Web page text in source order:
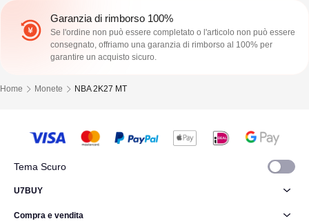
Garanzia di rimborso 100%
Se l'ordine non può essere completato o l'articolo non può essere
consegnato, offriamo una garanzia di rimborso al 100% per
garantire un acquisto sicuro.
Home Monete NBA 2K27 MT
Tema Scuro
U7BUY
Compra e vendita